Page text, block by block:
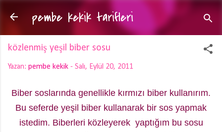
Ana içeriğe atla
pembe kekik tarifleri
közlenmiş yeşil biber sosu
Yazan: pembe kekik - Salı, Eylül 20, 2011
Biber soslarında genellikle kırmızı biber kullanırım.
Bu seferde yeşil biber kullanarak bir sos yapmak
istedim. Biberleri közleyerek yaptığım bu sosu